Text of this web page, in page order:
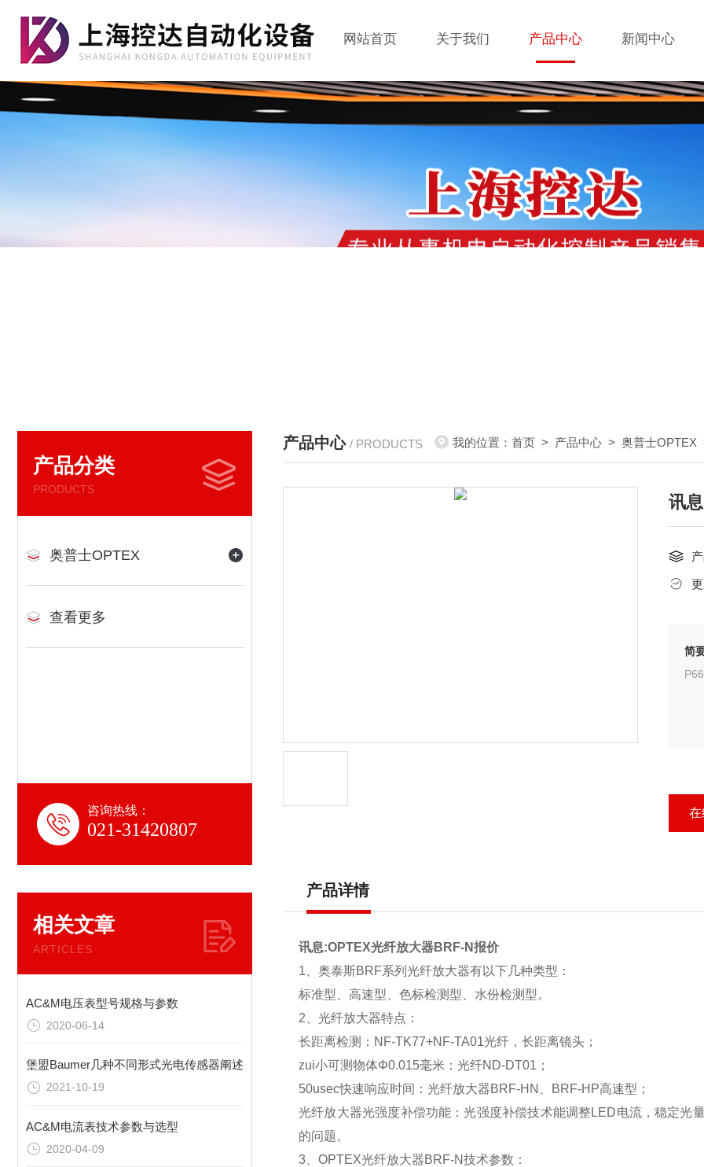
网站首页 关于我们 产品中心 新闻中心
产品分类
PRODUCTS
奥普士OPTEX
查看更多
咨询热线：
021-31420807
相关文章
ARTICLES
AC&M电压表型号规格与参数
2020-06-14
堡盟Baumer几种不同形式光电传感器阐述
2021-10-19
AC&M电流表技术参数与选型
2020-04-09
产品中心 / PRODUCTS 我的位置：首页 > 产品中心 >奥普士OPTEX
讯
简
在
产品详情
讯息:OPTEX光纤放大器BRF-N报价
1、奥泰斯BRF系列光纤放大器有以下几种类型：
标准型、高速型、色标检测型、水份检测型。
2、光纤放大器特点：
长距离检测：NF-TK77+NF-TA01光纤，长距离镜头；
zui小可测物体Φ0.015毫米：光纤ND-DT01；
50usec快速响应时间：光纤放大器BRF-HN、BRF-HP高速型；
光纤放大器光强度补偿功能：光强度补偿技术能调整LED电流，稳定光
的问题。
3、OPTEX光纤放大器BRF-N技术参数：